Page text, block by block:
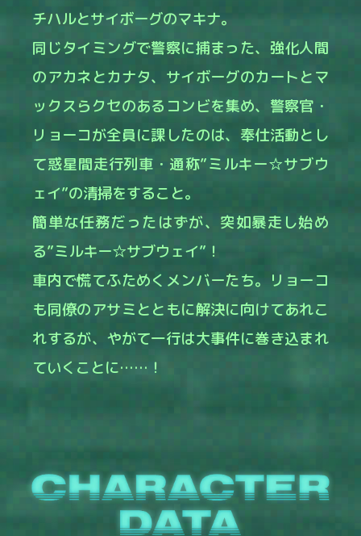
チハルとサイボーグのマキナ。
同じタイミングで警察に捕まった、強化人間
のアカネとカナタ、サイボーグのカートとマ
ックスらクセのあるコンビを集め、警察官・
リョーコが全員に課したのは、奉仕活動とし
て惑星間走行列車・通称”ミルキー☆サブウ
ェイ”の清掃をすること。
簡単な任務だったはずが、突如暴走し始め
る”ミルキー☆サブウェイ”！
車内で慌てふためくメンバーたち。リョーコ
も同僚のアサミとともに解決に向けてあれこ
れするが、やがて一行は大事件に巻き込まれ
ていくことに……！